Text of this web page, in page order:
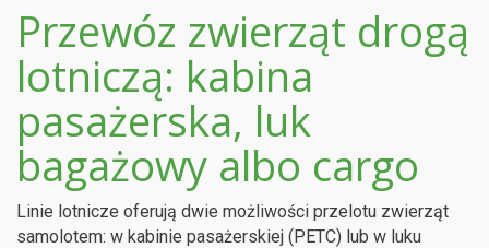
Przewóz zwierząt drogą
lotniczą: kabina
pasażerska, luk
bagażowy albo cargo
Linie lotnicze oferują dwie możliwości przelotu zwierząt
samolotem: w kabinie pasażerskiej (PETC) lub w luku